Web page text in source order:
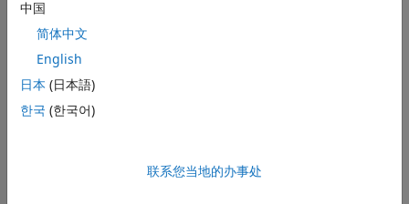
提供边界、线性约束和非线性约束
设置优化选项
设置和更改优化选项
并行计算
以并行方式求解非线性最小化、最小二乘或多目标优化问题
如何使用基于求解器的优化实时编辑器任务
中国
简体中文
English
日本 (日本語)
한국 (한국어)
联系您当地的办事处